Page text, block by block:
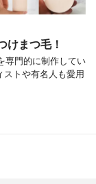
けまつ毛！
専門的に制作してい
トや有名人も愛用